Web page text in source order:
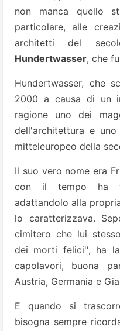
non manca quello
particolare, alle
architetti del
Hundertwasser, che
Hundertwasser, che
2000 a causa di un
ragione uno dei
dell'architettura e
mitteleuropeo della
Il suo vero nome era
con il tempo ha
adattandolo alla
lo caratterizzava.
cimitero che lui
dei morti felici'', ha
capolavori, buona
Austria, Germania e
E quando si
bisogna sempre